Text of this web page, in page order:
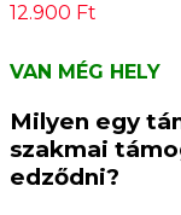
12.900 Ft
VAN MÉG HELY
Milyen egy
szakmai
edződni?